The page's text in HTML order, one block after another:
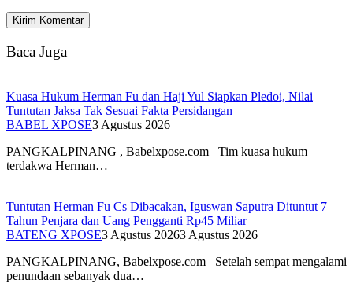
Baca Juga
Kuasa Hukum Herman Fu dan Haji Yul Siapkan Pledoi, Nilai
Tuntutan Jaksa Tak Sesuai Fakta Persidangan
BABEL XPOSE3 Agustus 2026
PANGKALPINANG , Babelxpose.com– Tim kuasa hukum
terdakwa Herman…
Tuntutan Herman Fu Cs Dibacakan, Iguswan Saputra Dituntut 7
Tahun Penjara dan Uang Pengganti Rp45 Miliar
BATENG XPOSE3 Agustus 20263 Agustus 2026
PANGKALPINANG, Babelxpose.com– Setelah sempat mengalami
penundaan sebanyak dua…